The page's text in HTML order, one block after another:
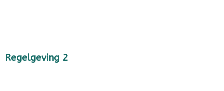
Regelgeving 2